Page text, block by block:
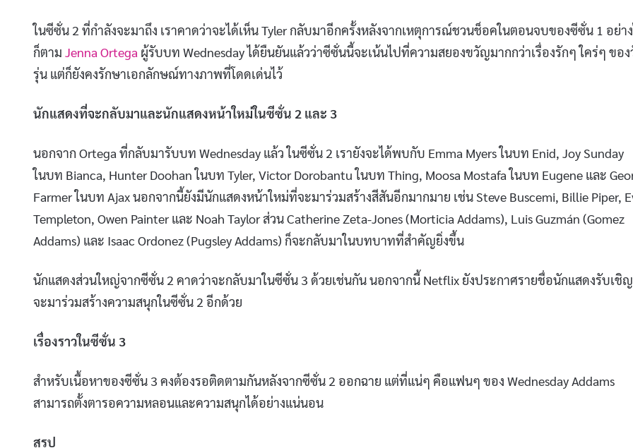
ในซีซั่น 2 ที่กำลังจะมาถึง เราคาดว่าจะได้เห็น Tyler กลับมาอีกครั้งหลังจากเหตุการณ์ชวนช็อคในตอนจบของซีซั่น 1 อย่าง
ก็ตาม Jenna Ortega ผู้รับบท Wednesday ได้ยืนยันแล้วว่าซีซั่นนี้จะเน้นไปที่ความสยองขวัญมากกว่าเรื่องรักๆ ใคร่ๆ ของ
รุ่น แต่ก็ยังคงรักษาเอกลักษณ์ทางภาพที่โดดเด่นไว้
นักแสดงที่จะกลับมาและนักแสดงหน้าใหม่ในซีซั่น 2 และ 3
นอกจาก Ortega ที่กลับมารับบท Wednesday แล้ว ในซีซั่น 2 เรายังจะได้พบกับ Emma Myers ในบท Enid, Joy Sunday
ในบท Bianca, Hunter Doohan ในบท Tyler, Victor Dorobantu ในบท Thing, Moosa Mostafa ในบท Eugene และ
Farmer ในบท Ajax นอกจากนี้ยังมีนักแสดงหน้าใหม่ที่จะมาร่วมสร้างสีสันอีกมากมาย เช่น Steve Buscemi, Billie Piper,
Templeton, Owen Painter และ Noah Taylor ส่วน Catherine Zeta-Jones (Morticia Addams), Luis Guzmán (Gomez
Addams) และ Isaac Ordonez (Pugsley Addams) ก็จะกลับมาในบทบาทที่สำคัญยิ่งขึ้น
นักแสดงส่วนใหญ่จากซีซั่น 2 คาดว่าจะกลับมาในซีซั่น 3 ด้วยเช่นกัน นอกจากนี้ Netflix ยังประกาศรายชื่อนักแสดงรับเชิ
จะมาร่วมสร้างความสนุกในซีซั่น 2 อีกด้วย
เรื่องราวในซีซั่น 3
สำหรับเนื้อหาของซีซั่น 3 คงต้องรอติดตามกันหลังจากซีซั่น 2 ออกฉาย แต่ที่แน่ๆ คือแฟนๆ ของ Wednesday Addams
สามารถตั้งตารอความหลอนและความสนุกได้อย่างแน่นอน
สรุป